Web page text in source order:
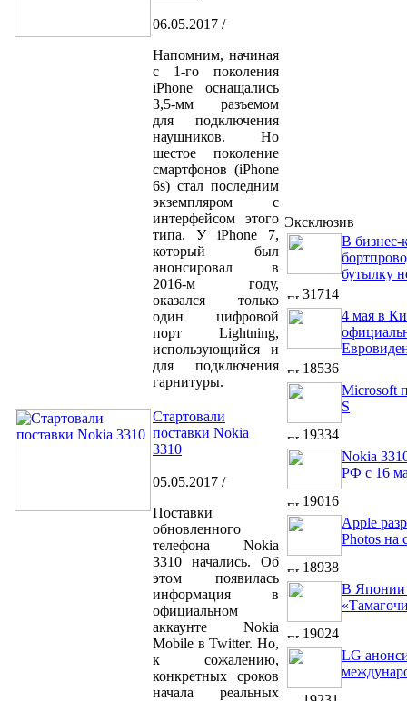
06.05.2017 /
Напомним, начиная
с 1-го поколения
iPhone оснащались
3,5-мм разъемом
для подключения
наушников. Но
шестое поколение
смартфонов (iPhone
6s) стал последним
экземпляром с
интерфейсом этого
типа. У iPhone 7,
который был
анонсировал в
2016-м году,
оказался только
один цифровой
порт Lightning,
использующийся и
для подключения
гарнитуры.
Стартовали
поставки Nokia
3310
05.05.2017 /
Поставки
обновленного
телефона Nokia
3310 начались. Об
этом появилась
информация в
официальном
аккаунте Nokia
Mobile‏ в Twitter. Но,
к сожалению,
конкретных сроков
начала реальных
Эксклюзив
В бизнес-
бутылку
31714
4 мая в
18536
Microsoft
S
19334
Nokia
РФ с 16
19016
Apple
Photos на
18938
В Японии
19024
LG